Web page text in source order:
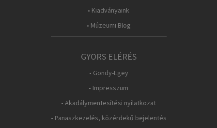
• Kiadványaink
• Múzeumi Blog
GYORS ELÉRÉS
• Gondy-Egey
• Impresszum
• Akadálymentesítési nyilatkozat
• Panaszkezelés, közérdekű bejelentés